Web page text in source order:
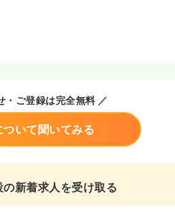
・ご登録は完全無料 ／
ついて聞いてみる
新着求人を受け取る